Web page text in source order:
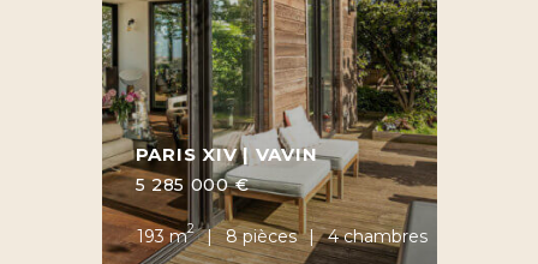
PARIS XIV | VAVIN
5 285 000 €
193 m2 8 pièces 4 chambres